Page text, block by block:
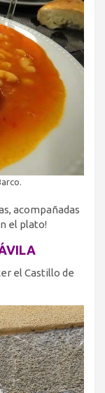
acompañadas
el plato!
el Castillo de